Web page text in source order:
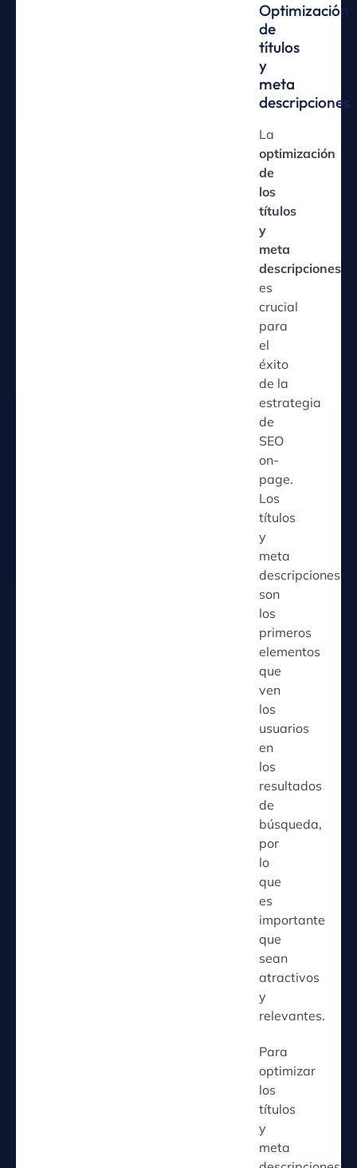
Optimización
de
títulos
y
meta
descripciones
La
optimización
de
los
títulos
y
meta
descripciones
es
crucial
para
el
éxito
de la
estrategia
de
SEO
on-
page.
Los
títulos
y
meta
descripciones
son
los
primeros
elementos
que
ven
los
usuarios
en
los
resultados
de
búsqueda,
por
lo
que
es
importante
que
sean
atractivos
y
relevantes.
Para
optimizar
los
títulos
y
meta